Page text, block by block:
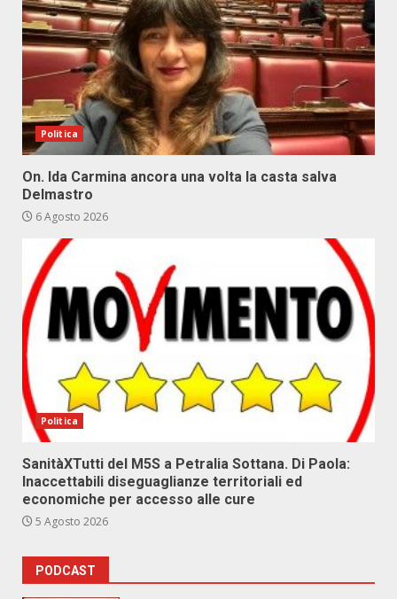
Politica
On. Ida Carmina ancora una volta la casta salva
Delmastro
6 Agosto 2026
Politica
SanitàXTutti del M5S a Petralia Sottana. Di Paola:
Inaccettabili diseguaglianze territoriali ed
economiche per accesso alle cure
5 Agosto 2026
PODCAST